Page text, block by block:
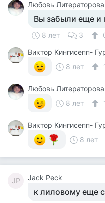
Любовь Литераторова
Вы забыли еще и
8 лет 3
Виктор Кингисепп-
8 лет
1
Любовь Литераторова
8 лет
1
Виктор Кингисепп-
8 лет
JP Jack Peck
к лиловому еще